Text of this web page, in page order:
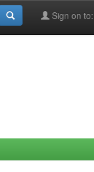
Sign on to: